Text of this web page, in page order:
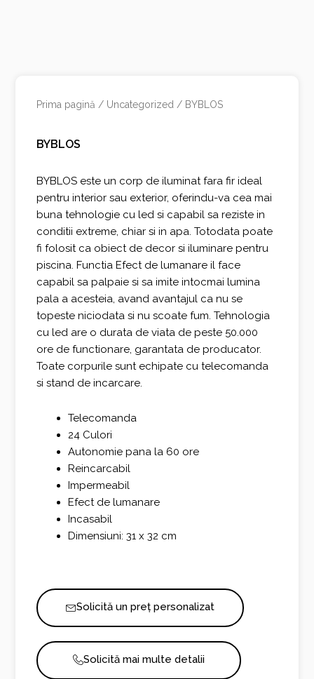
Prima pagină / Uncategorized / BYBLOS
BYBLOS
BYBLOS este un corp de iluminat fara fir ideal
pentru interior sau exterior, oferindu-va cea mai
buna tehnologie cu led si capabil sa reziste in
conditii extreme, chiar si in apa. Totodata poate
fi folosit ca obiect de decor si iluminare pentru
piscina. Functia Efect de lumanare il face
capabil sa palpaie si sa imite intocmai lumina
pala a acesteia, avand avantajul ca nu se
topeste niciodata si nu scoate fum. Tehnologia
cu led are o durata de viata de peste 50.000
ore de functionare, garantata de producator.
Toate corpurile sunt echipate cu telecomanda
si stand de incarcare.
Telecomanda
24 Culori
Autonomie pana la 60 ore
Reincarcabil
Impermeabil
Efect de lumanare
Incasabil
Dimensiuni: 31 x 32 cm
Solicită un preț personalizat
Solicită mai multe detalii